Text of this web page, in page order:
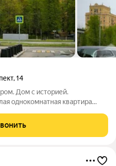
,14
Дом с историей.
однокомнатная квартира
домов Москвы.
создать